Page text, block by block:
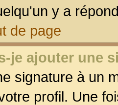
y a
de page
je ajouter une
signature à un
profil. Une